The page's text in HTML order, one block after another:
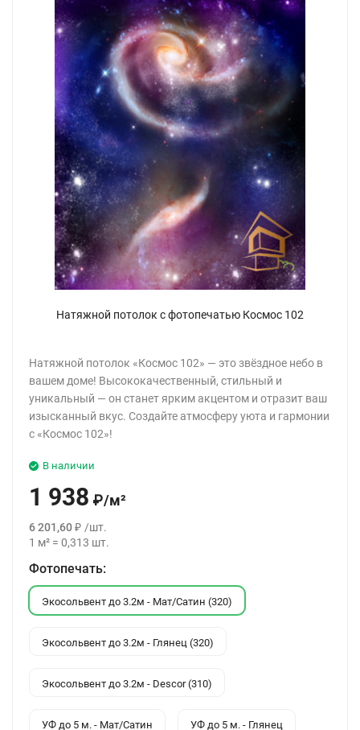
Натяжной потолок с фотопечатью Космос 102
Натяжной потолок «Космос 102» — это звёздное небо в
вашем доме! Высококачественный, стильный и
уникальный — он станет ярким акцентом и отразит ваш
изысканный вкус. Создайте атмосферу уюта и гармонии
с «Космос 102»!
В наличии
1 938 ₽/м²
6 201,60₽ /шт.
1 м² = 0,313 шт.
Фотопечать:
Экосольвент до 3.2м - Мат/Сатин (320)
Экосольвент до 3.2м - Глянец (320)
Экосольвент до 3.2м - Descor (310)
УФ до 5 м. - Мат/Сатин УФ до 5 м. - Глянец